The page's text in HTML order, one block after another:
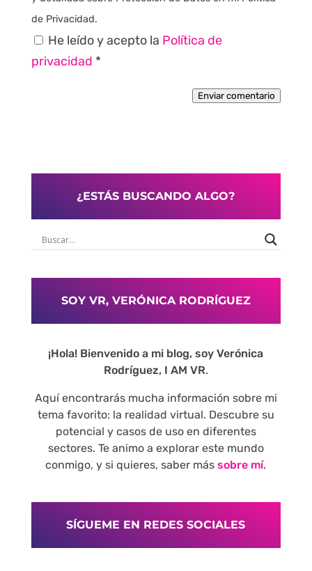
de Privacidad.
He leído y acepto la Política de
privacidad *
Enviar comentario
¿ESTÁS BUSCANDO ALGO?
SOY VR, VERÓNICA RODRÍGUEZ
¡Hola! Bienvenido a mi blog, soy Verónica
Rodríguez, I AM VR.
Aquí encontrarás mucha información sobre mi
tema favorito: la realidad virtual. Descubre su
potencial y casos de uso en diferentes
sectores. Te animo a explorar este mundo
conmigo, y si quieres, saber mássobre mí.
SÍGUEME EN REDES SOCIALES